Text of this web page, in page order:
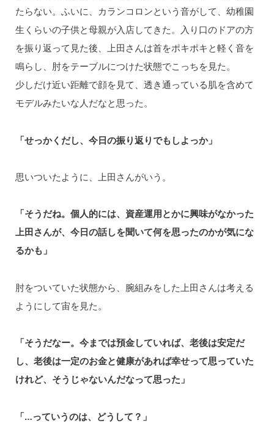
たらない。ふいに、カランコロンという音がして、幼稚園
生くらいの子供と母親が入店してきた。入り口のドアの方
を振り返って見た後、上田さんは首をポキポキと軽く音を
鳴らし、肘をテーブルにつけた状態でこっちを見た。
少しだけ近い距離で顔を見て、透き通っている肌を含めて
モデルみたいな人だなと思った。
「せっかくだし、今日の振り返りでもしよっか」
思いついたように、上田さんがいう。
「そうだね。個人的には、資産運用とかに興味がなかった
上田さんが、今日の話しを聞いて何を思ったのかが気にな
るかも」
肘をついていた状態から、腕組みをした上田さんは考える
ようにして宙を見た。
「そうだなー。今までは預金していれば、老後は安定だ
し、老後は一定のお金と健康があれば幸せって思っていた
けれど、そうじゃないんだなって思った」
「…っていうのは、どうして？」